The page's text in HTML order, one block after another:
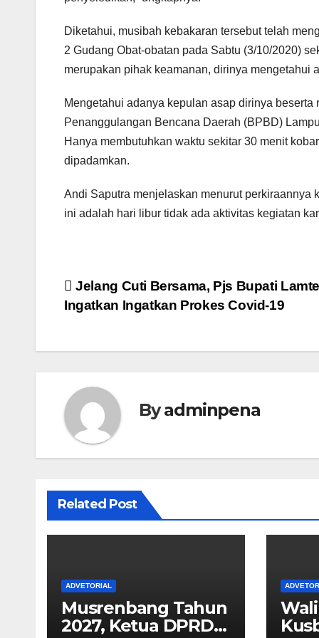
Diketahui, musibah kebakaran tersebut telah
2 Gudang Obat-obatan pada Sabtu (3/10/2020)
merupakan pihak keamanan, dirinya mengetahui
Mengetahui adanya kepulan asap dirinya
Penanggulangan Bencana Daerah (BPBD)
Hanya membutuhkan waktu sekitar 30 menit
dipadamkan.
Andi Saputra menjelaskan menurut
ini adalah hari libur tidak ada aktivitas kegiatan
Navigasi
pos
Jelang Cuti Bersama, Pjs Bupati
Ingatkan Ingatkan Prokes Covid-19
Byadminpena
Related Post
ADVETORIAL
Musrenbang Tahun
2027, Ketua DPRD